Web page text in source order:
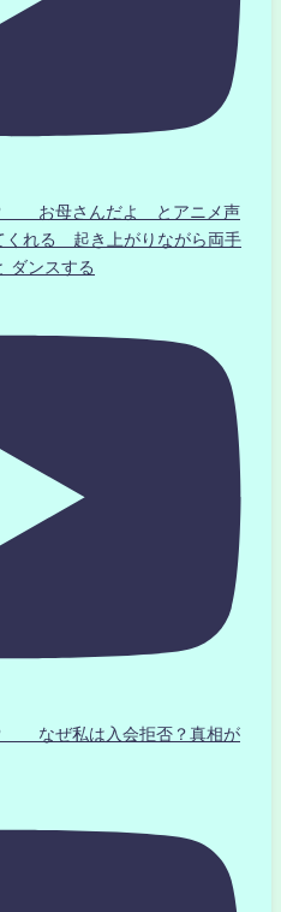
？ お母さんだよ とアニメ声
くれる 起き上がりながら両手
ダンスする
なぜ私は入会拒否？真相が